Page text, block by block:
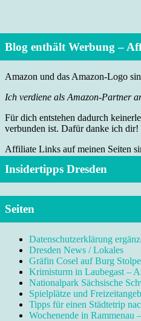
Blog enthält Werbung –
Amazon und das Amazon-Logo
Ich verdiene als Amazon-Partner
Für dich entstehen dadurch
verbunden ist. Dafür danke ich dir!
Affiliate Links auf meinen Seiten
Insidertipps Dresden
Seiten
Datenschutzerklärung
Dresden News / Lokales
Gräfin Cosel auf Burg
Krimisturm in Laubegast –
Nationalpark Sächsische
Spielplätze und
Tipps für einen Städtetrip
Wochenende in Rammenau